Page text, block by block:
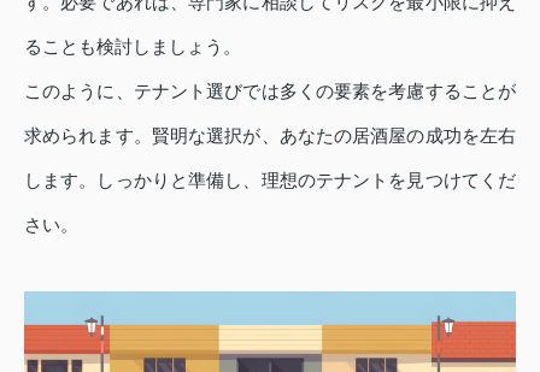
ることも検討しましょう。
このように、テナント選びでは多くの要素を考慮することが
求められます。賢明な選択が、あなたの居酒屋の成功を左右
します。しっかりと準備し、理想のテナントを見つけてくだ
さい。